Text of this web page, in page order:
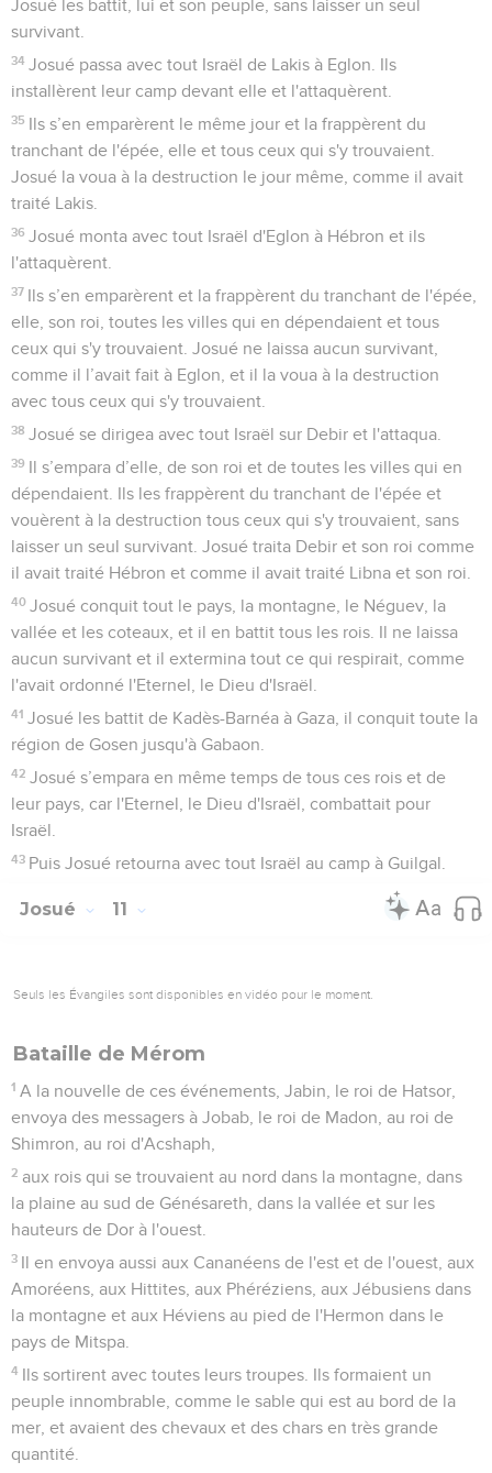
Josué les battit, lui et son peuple, sans laisser un seul
survivant.
34 Josué passa avec tout Israël de Lakis à Eglon. Ils
installèrent leur camp devant elle et l'attaquèrent.
35 Ils s’en emparèrent le même jour et la frappèrent du
tranchant de l'épée, elle et tous ceux qui s'y trouvaient.
Josué la voua à la destruction le jour même, comme il avait
traité Lakis.
36 Josué monta avec tout Israël d'Eglon à Hébron et ils
l'attaquèrent.
37 Ils s’en emparèrent et la frappèrent du tranchant de l'épée,
elle, son roi, toutes les villes qui en dépendaient et tous
ceux qui s'y trouvaient. Josué ne laissa aucun survivant,
comme il l’avait fait à Eglon, et il la voua à la destruction
avec tous ceux qui s'y trouvaient.
38 Josué se dirigea avec tout Israël sur Debir et l'attaqua.
39 Il s’empara d’elle, de son roi et de toutes les villes qui en
dépendaient. Ils les frappèrent du tranchant de l'épée et
vouèrent à la destruction tous ceux qui s'y trouvaient, sans
laisser un seul survivant. Josué traita Debir et son roi comme
il avait traité Hébron et comme il avait traité Libna et son roi.
40 Josué conquit tout le pays, la montagne, le Néguev, la
vallée et les coteaux, et il en battit tous les rois. Il ne laissa
aucun survivant et il extermina tout ce qui respirait, comme
l'avait ordonné l'Eternel, le Dieu d'Israël.
41 Josué les battit de Kadès-Barnéa à Gaza, il conquit toute la
région de Gosen jusqu'à Gabaon.
42 Josué s’empara en même temps de tous ces rois et de
leur pays, car l'Eternel, le Dieu d'Israël, combattait pour
Israël.
43 Puis Josué retourna avec tout Israël au camp à Guilgal.
Josué 11
Seuls les Évangiles sont disponibles en vidéo pour le moment.
Bataille de Mérom
1 A la nouvelle de ces événements, Jabin, le roi de Hatsor,
envoya des messagers à Jobab, le roi de Madon, au roi de
Shimron, au roi d'Acshaph,
2 aux rois qui se trouvaient au nord dans la montagne, dans
la plaine au sud de Génésareth, dans la vallée et sur les
hauteurs de Dor à l'ouest.
3 Il en envoya aussi aux Cananéens de l'est et de l'ouest, aux
Amoréens, aux Hittites, aux Phéréziens, aux Jébusiens dans
la montagne et aux Héviens au pied de l'Hermon dans le
pays de Mitspa.
4 Ils sortirent avec toutes leurs troupes. Ils formaient un
peuple innombrable, comme le sable qui est au bord de la
mer, et avaient des chevaux et des chars en très grande
quantité.